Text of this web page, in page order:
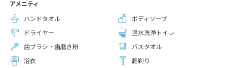
アメニティ
ハンドタオル
ボディソープ
ドライヤー
温水洗浄トイレ
歯ブラシ・歯磨き粉
バスタオル
浴衣
髭剃り